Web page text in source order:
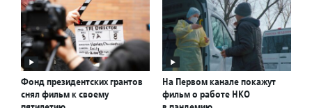
Фонд президентских грантов
снял фильм к своему
На Первом канале покажут
фильм о работе НКО